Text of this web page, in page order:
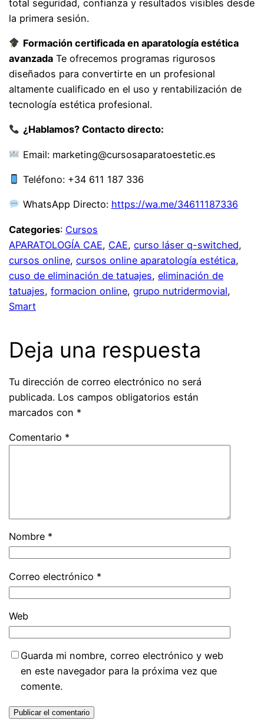
total seguridad, confianza y resultados visibles desde
la primera sesión.
Formación certificada en aparatología estética
avanzada Te ofrecemos programas rigurosos
diseñados para convertirte en un profesional
altamente cualificado en el uso y rentabilización de
tecnología estética profesional.
¿Hablamos? Contacto directo:
Email: marketing@cursosaparatoestetic.es
Teléfono: +34 611 187 336
WhatsApp Directo: https://wa.me/34611187336
Categories: Cursos
APARATOLOGÍA CAE, CAE, curso láser q-switched
cursos online, cursos online aparatología estética
cuso de eliminación de tatuajes, eliminación de
tatuajes, formacion online, grupo nutridermovial
Smart
Deja una respuesta
Tu dirección de correo electrónico no será
publicada. Los campos obligatorios están
marcados con *
Comentario *
Nombre *
Correo electrónico *
Web
Guarda mi nombre, correo electrónico y web
en este navegador para la próxima vez que
comente.